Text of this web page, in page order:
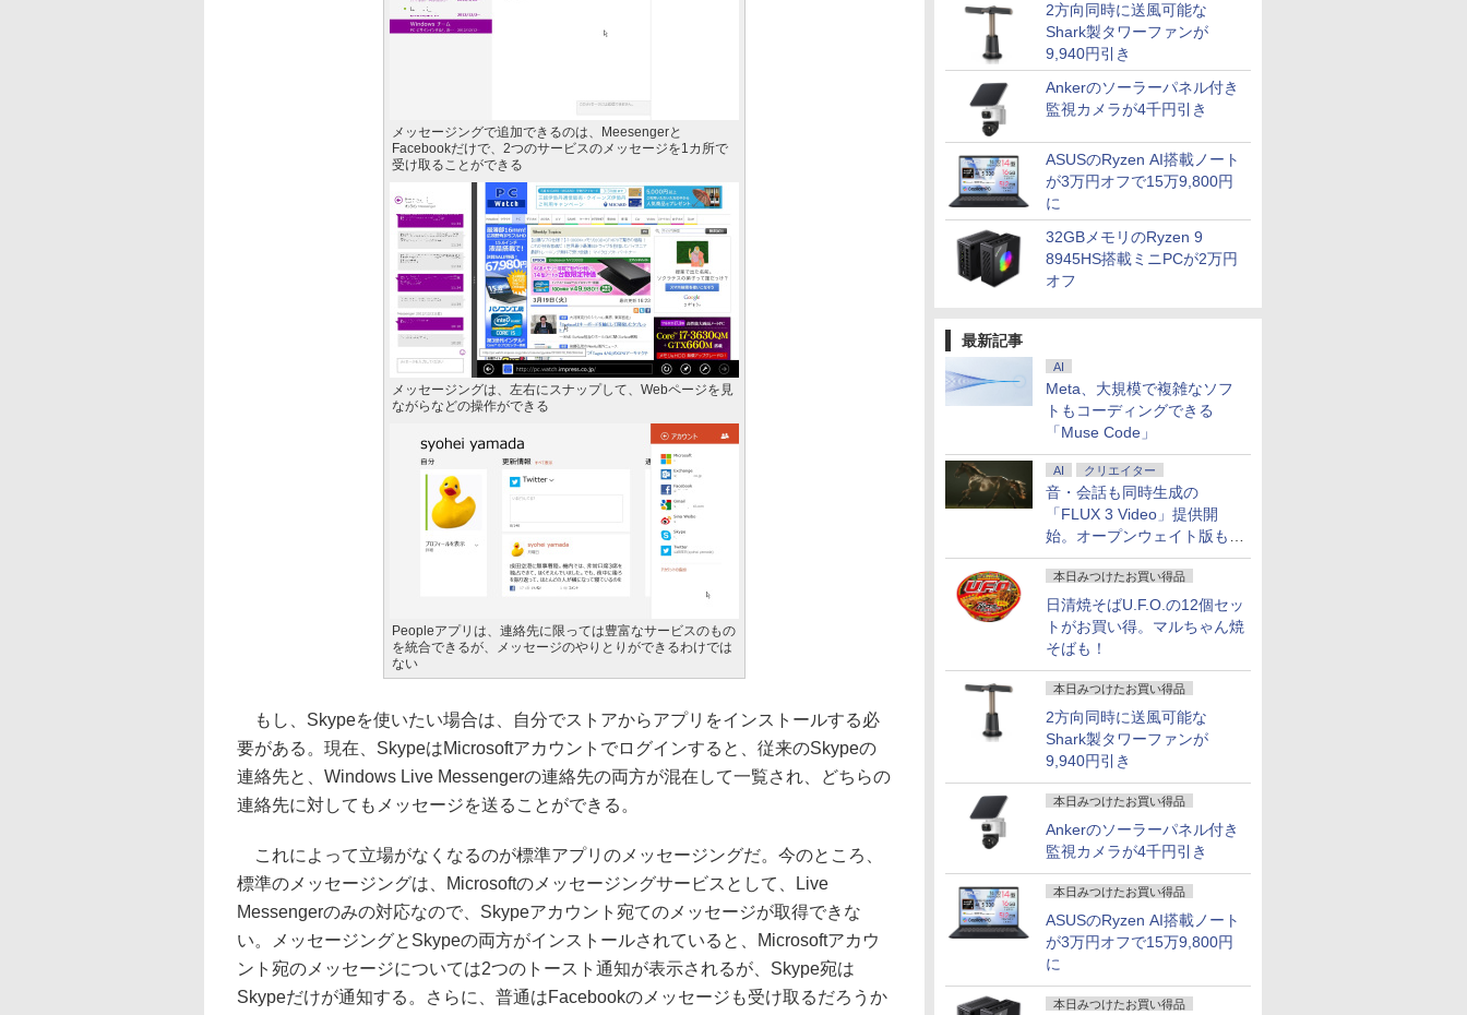
2方向同時に送風可能な
Shark製タワーファンが
9,940円引き
Ankerのソーラーパネル付き
監視カメラが4千円引き
ASUSのRyzen AI搭載ノート
が3万円オフで15万9,800円
に
32GBメモリのRyzen 9
8945HS搭載ミニPCが2万円
オフ
最新記事
AI
Meta、大規模で複雑なソフ
トもコーディングできる
「Muse Code」
AI クリエイター
音・会話も同時生成の
「FLUX 3 Video」提供開
始。オープンウェイト版も計
画
本日みつけたお買い得品
日清焼そばU.F.O.の12個セッ
トがお買い得。マルちゃん焼
そばも！
本日みつけたお買い得品
2方向同時に送風可能な
Shark製タワーファンが
9,940円引き
本日みつけたお買い得品
Ankerのソーラーパネル付き
監視カメラが4千円引き
本日みつけたお買い得品
ASUSのRyzen AI搭載ノート
が3万円オフで15万9,800円
に
本日みつけたお買い得品
メッセージングで追加できるのは、Meesengerと
Facebookだけで、2つのサービスのメッセージを1カ所で
受け取ることができる
メッセージングは、左右にスナップして、Webページを見
ながらなどの操作ができる
Peopleアプリは、連絡先に限っては豊富なサービスのもの
を統合できるが、メッセージのやりとりができるわけでは
ない
もし、Skypeを使いたい場合は、自分でストアからアプリをインストールする必
要がある。現在、SkypeはMicrosoftアカウントでログインすると、従来のSkypeの
連絡先と、Windows Live Messengerの連絡先の両方が混在して一覧され、どちらの
連絡先に対してもメッセージを送ることができる。
これによって立場がなくなるのが標準アプリのメッセージングだ。今のところ、
標準のメッセージングは、Microsoftのメッセージングサービスとして、Live
Messengerのみの対応なので、Skypeアカウント宛てのメッセージが取得できな
い。メッセージングとSkypeの両方がインストールされていると、Microsoftアカウ
ント宛のメッセージについては2つのトースト通知が表示されるが、Skype宛は
Skypeだけが通知する。さらに、普通はFacebookのメッセージも受け取るだろうか